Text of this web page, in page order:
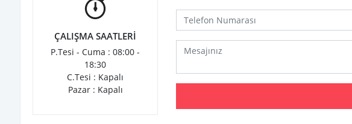
ÇALIŞMA SAATLERİ
P.Tesi - Cuma : 08:00 -
18:30
C.Tesi : Kapalı
Pazar : Kapalı